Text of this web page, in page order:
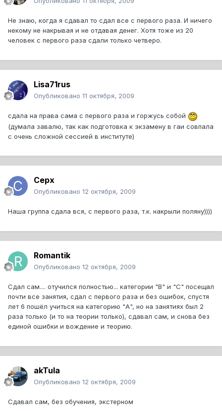
Не знаю, когда я сдавал то сдал все с первого раза. И ничего
некому не накрывая и не отдавая денег. Хотя тоже из 20
человек с первого раза сдали только четверо.
Lisa71rus
Опубликовано 11 октября, 2009
сдала на права сама с первого раза и горжусь собой
(думала завалю, так как подготовка к экзамену в гаи совпала
с очень сложной сессией в институте)
Cepx
Опубликовано 12 октября, 2009
Наша группа сдала вся, с первого раза, т.к. накрыли поляну))))
Romantik
Опубликовано 12 октября, 2009
Сдал сам.... отучился полностью... категории "B" и "С" посещал
почти все занятия, сдал с первого раза и без ошибок, спустя
лет 6 пошёл учиться на категорию "А", но на занятиях был 2
раза только (и то на теории только), сдавал сам, и снова без
единой ошибки и вождение и теорию.
akTula
Опубликовано 12 октября, 2009
Сдавал сам, без обучения, экстерном